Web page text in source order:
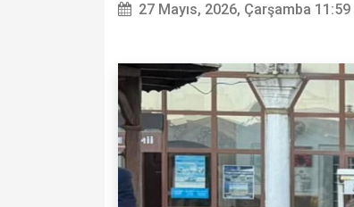
27 Mayıs, 2026, Çarşamba 11:59